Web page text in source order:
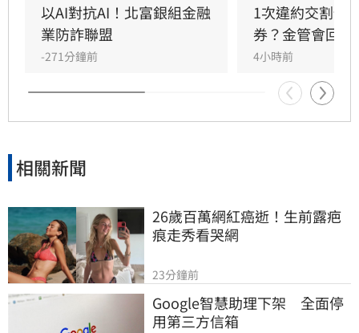
正密切監控房貸、信貸等「4貸同堂」的極端槓
桿亂象，並籌建「台股儀表板」整合跨機構數
據，透過強化風險監理與資訊透明化，全面防堵
市場投機風氣，引導台股回歸理性投資基本面，
維護資本市場秩序與金融穩定。
以AI對抗AI！北富銀組金融
業防詐聯盟
-271分鐘前
1次違約交割預
券？金管會回應
4小時前
相關新聞
26歲百萬網紅癌逝！生前露疤
痕走秀看哭網
23分鐘前
Google智慧助理下架　全面停
用第三方信箱